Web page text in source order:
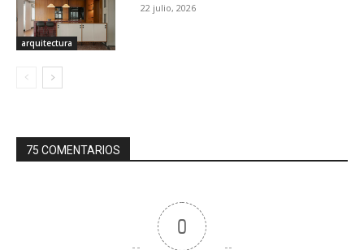
arquitectura
22 julio, 2026
75 COMENTARIOS
0